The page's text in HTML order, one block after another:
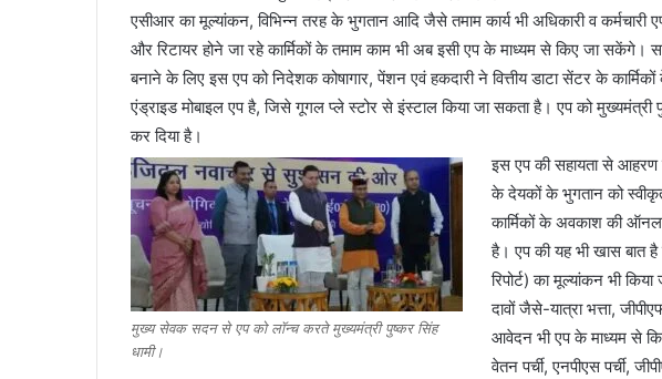
एसीआर का मूल्यांकन, विभिन्न तरह के भुगतान आदि जैसे तमाम कार्य भी अधिकारी व
और रिटायर होने जा रहे कार्मिकों के तमाम काम भी अब इसी एप के माध्यम से किए जा सकेंगे।
बनाने के लिए इस एप को निदेशक कोषागार, पेंशन एवं हकदारी ने वित्तीय डाटा सेंटर के
एंड्राइड मोबाइल एप है, जिसे गूगल प्ले स्टोर से इंस्टाल किया जा सकता है। एप को
कर दिया है।
मुख्य सेवक सदन से एप को लॉन्च करते मुख्यमंत्री पुष्कर सिंह
धामी।
इस एप की सहायता से आहरण
के देयकों के भुगतान को
कार्मिकों के अवकाश की
है। एप की यह भी खास बात
रिपोर्ट) का मूल्यांकन भी
दावों जैसे-यात्रा भत्ता,
आवेदन भी एप के माध्यम से
वेतन पर्ची, एनपीएस पर्ची,